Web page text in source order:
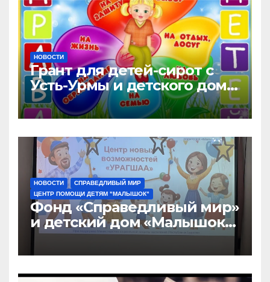
НОВОСТИ
Грант для детей-сирот с
Усть-Урмы и детского дома
«Малышок»
НОВОСТИ
СПРАВЕДЛИВЫЙ МИР
ЦЕНТР ПОМОЩИ ДЕТЯМ "МАЛЫШОК"
Фонд «Справедливый мир»
и детский дом «Малышок»
открыли центр новых
возможностей «УРАГШАА»